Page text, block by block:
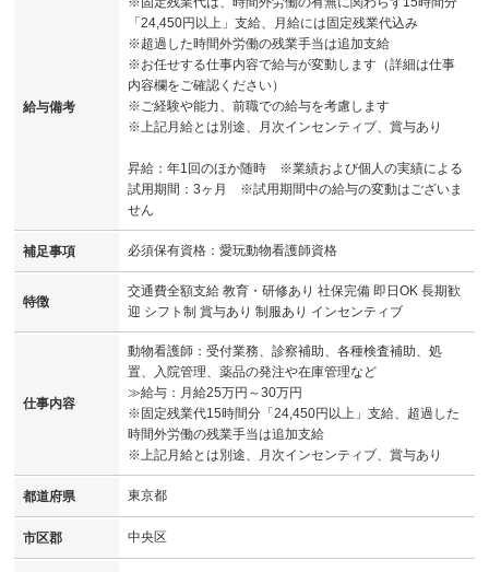
給与備考
「24,450円以上」支給、月給には固定残業代込み
※超過した時間外労働の残業手当は追加支給
※お任せする仕事内容で給与が変動します（詳細は仕事
内容欄をご確認ください）
※ご経験や能力、前職での給与を考慮します
※上記月給とは別途、月次インセンティブ、賞与あり
昇給：年1回のほか随時 ※業績および個人の実績による
試用期間：3ヶ月 ※試用期間中の給与の変動はございま
せん
補足事項 必須保有資格：愛玩動物看護師資格
特徴
交通費全額支給 教育・研修あり 社保完備 即日OK 長期歓
迎 シフト制 賞与あり 制服あり インセンティブ
仕事内容
動物看護師：受付業務、診察補助、各種検査補助、処
置、入院管理、薬品の発注や在庫管理など
≫給与：月給25万円～30万円
※固定残業代15時間分「24,450円以上」支給、超過した
時間外労働の残業手当は追加支給
※上記月給とは別途、月次インセンティブ、賞与あり
都道府県 東京都
市区郡 中央区